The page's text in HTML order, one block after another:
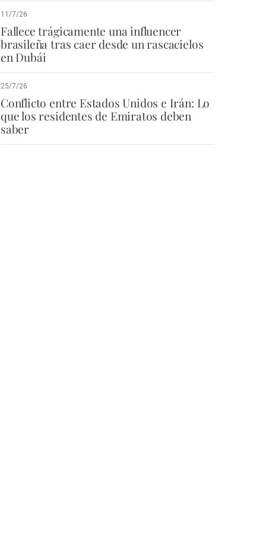
11/7/26
Fallece trágicamente una influencer
brasileña tras caer desde un rascacielos
en Dubái
25/7/26
Conflicto entre Estados Unidos e Irán: Lo
que los residentes de Emiratos deben
saber